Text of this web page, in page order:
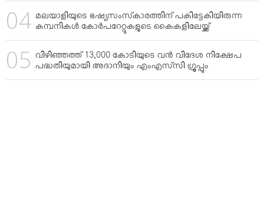
മലയാളിയുടെ ഭഷ്യസംസ്‌കാരത്തിന് പകിട്ടേകിയിരുന്ന
കമ്പനികള്‍ കോര്‍പറേറ്റുകളുടെ കൈകളിലേയ്ക്ക്
വിഴിഞ്ഞത്ത് 13,000 കോടിയുടെ വന്‍ വിദേശ നിക്ഷേപ
പദ്ധതിയുമായി അദാനിയും എംഎസ്‌സി ഗ്രൂപ്പും